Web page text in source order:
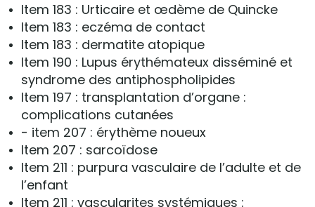
Item 183 : Urticaire et œdème de Quincke
Item 183 : eczéma de contact
Item 183 : dermatite atopique
Item 190 : Lupus érythémateux disséminé et
syndrome des antiphospholipides
Item 197 : transplantation d’organe :
complications cutanées
- item 207 : érythème noueux
Item 207 : sarcoïdose
Item 211 : purpura vasculaire de l’adulte et de
l’enfant
Item 211 : vascularites systémiques :